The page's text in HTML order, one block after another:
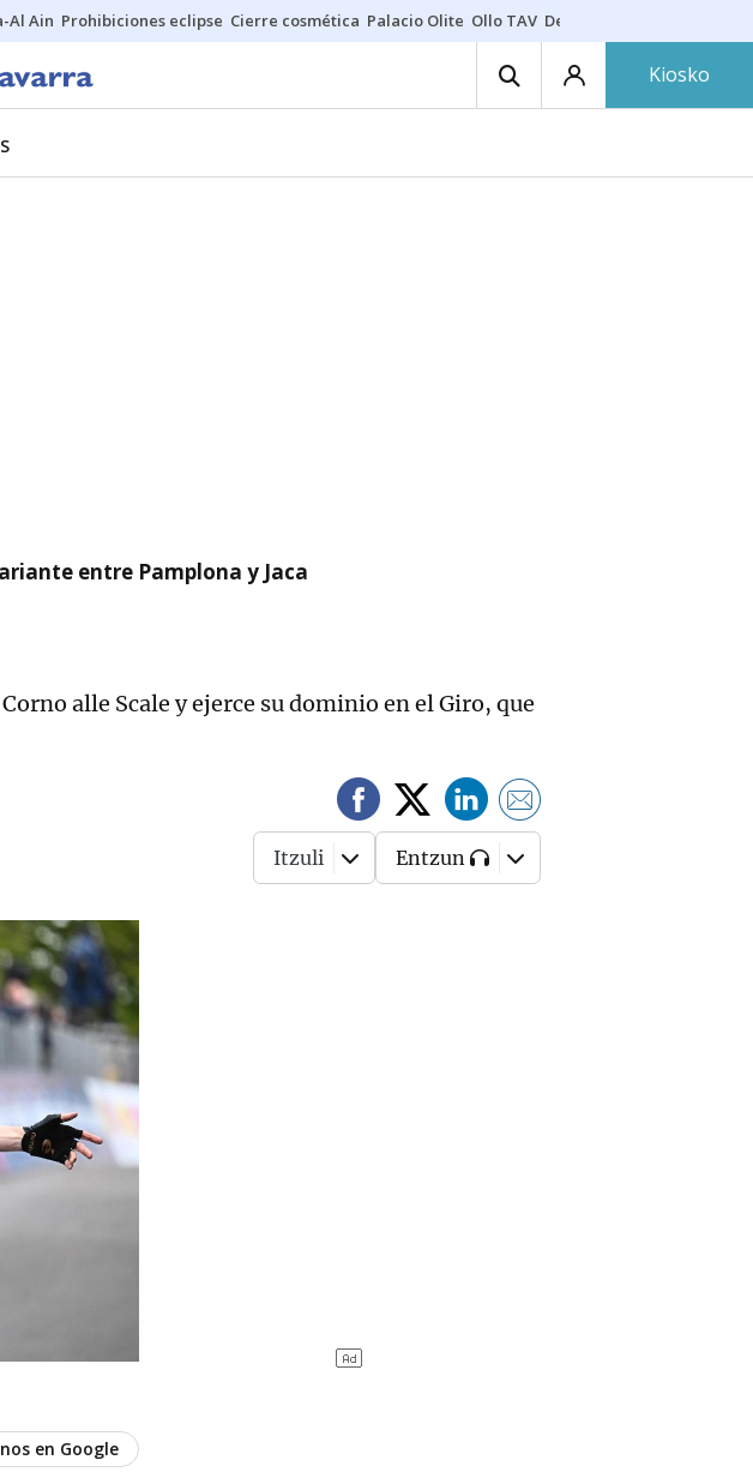
Al Ain Prohibiciones eclipse Cierre cosmética Palacio Olite Ollo TAV Derrama vecinos
Kiosko
entre Pamplona y Jaca
alle Scale y ejerce su dominio en el Giro, que
Itzuli Entzun
en Google